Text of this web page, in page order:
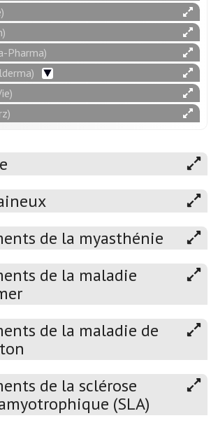
Pharma)
de la myasthénie
de la maladie
de la maladie de
de la sclérose
(SLA)